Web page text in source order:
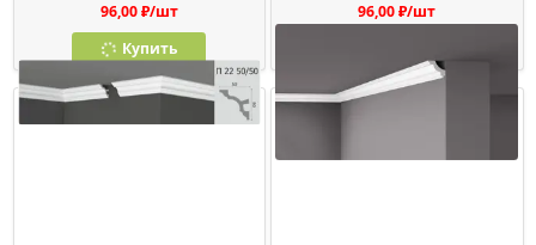
96,00 ₽/шт
Купить
96,00 ₽/шт